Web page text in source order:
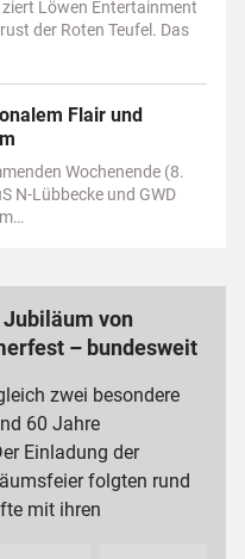
Löwen Entertainment
der Roten Teufel. Das
Flair und
Wochenende (8.
N-Lübbecke und GWD
von
– bundesweit
zwei besondere
60 Jahre
Einladung der
folgten rund
mit ihren